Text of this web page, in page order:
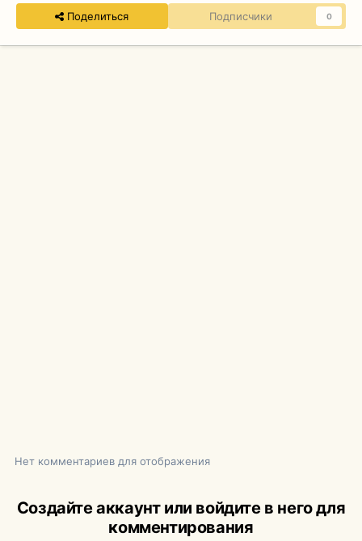
Поделиться Подписчики 0
Нет комментариев для отображения
Создайте аккаунт или войдите в него для
комментирования